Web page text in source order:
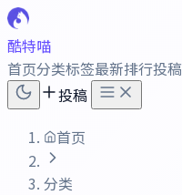
酷特喵
首页分类标签最新排行投稿
投稿
首页
分类